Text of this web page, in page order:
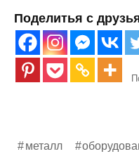
Поделитья с
металл